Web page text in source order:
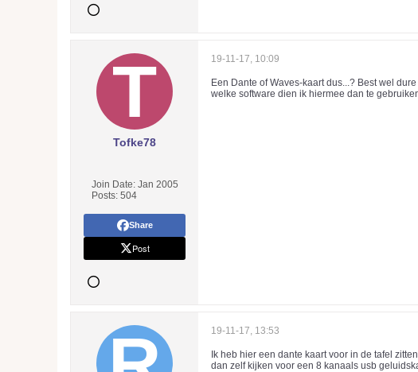
Tofke78
Join Date: Jan 2005
Posts: 504
Share
Post
19-11-17, 10:09
Een Dante of Waves-kaart dus...? Best wel
welke software dien ik hiermee dan te
19-11-17, 13:53
Ik heb hier een dante kaart voor in de tafel
dan zelf kijken voor een 8 kanaals usb